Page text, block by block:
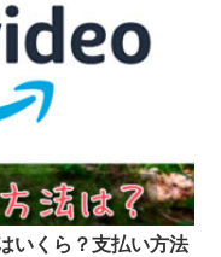
いくら？支払い方法